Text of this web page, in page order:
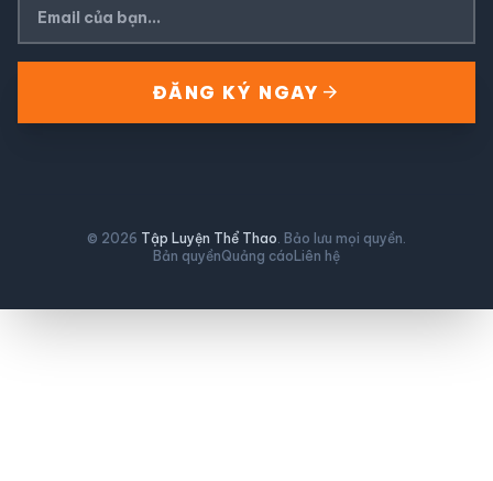
ĐĂNG KÝ NGAY arrow_forward
© 2026 Tập Luyện Thể Thao. Bảo lưu mọi quyền.
Bản quyềnQuảng cáo Liên hệ